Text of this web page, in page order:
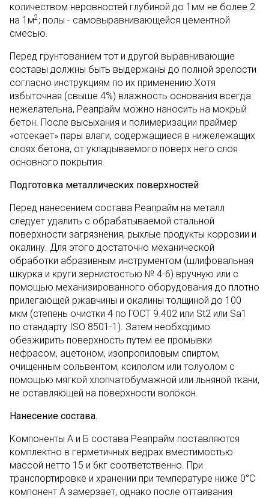
количеством неровностей глубиной до 1мм не более 2
на 1м2; полы - самовыравнивающейся цементной
смесью.
Перед грунтованием тот и другой выравнивающие
составы должны быть выдержаны до полной зрелости
согласно инструкциям по их применению.Хотя
избыточная (свыше 4%) влажность основания всегда
нежелательна, Реапрайм можно наносить на мокрый
бетон. После высыхания и полимеризации праймер
«отсекает» пары влаги, содержащиеся в нижележащих
слоях бетона, от укладываемого поверх него слоя
основного покрытия.
Подготовка металлических поверхностей
Перед нанесением состава Реапрайм на металл
следует удалить с обрабатываемой стальной
поверхности загрязнения, рыхлые продукты коррозии и
окалину. Для этого достаточно механической
обработки абразивным инструментом (шлифовальная
шкурка и круги зернистостью № 4-6) вручную или с
помощью механизированного оборудования до плотно
прилегающей ржавчины и окалины толщиной до 100
мкм (степень очистки 4 по ГОСТ 9.402 или St2 или Sa1
по стандарту ISO 8501-1). Затем необходимо
обезжирить поверхность путем ее промывки
нефрасом, ацетоном, изопропиловым спиртом,
очищенным сольвентом, ксилолом или толуолом с
помощью мягкой хлопчатобумажной или льняной ткани,
не оставляющей на поверхности волокон.
Нанесение состава.
Компоненты А и Б состава Реапрайм поставляются
комплектно в герметичных ведрах вместимостью
массой нетто 15 и 6кг соответственно. При
транспортировке и хранении при температуре ниже 0°С
компонент А замерзает, однако после оттаивания